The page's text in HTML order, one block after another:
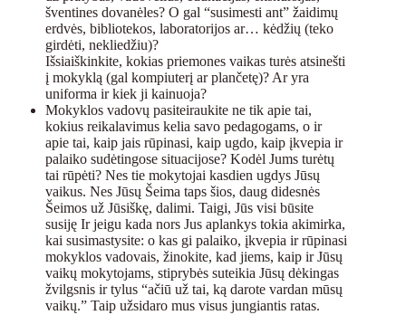
šventines dovanėles? O gal “susimesti ant” žaidimų
erdvės, bibliotekos, laboratorijos ar… kėdžių (teko
girdėti, nekliedžiu)?
Išsiaiškinkite, kokias priemones vaikas turės atsinešti
į mokyklą (gal kompiuterį ar plančetę)? Ar yra
uniforma ir kiek ji kainuoja?
Mokyklos vadovų pasiteiraukite ne tik apie tai,
kokius reikalavimus kelia savo pedagogams, o ir
apie tai, kaip jais rūpinasi, kaip ugdo, kaip įkvepia ir
palaiko sudėtingose situacijose? Kodėl Jums turėtų
tai rūpėti? Nes tie mokytojai kasdien ugdys Jūsų
vaikus. Nes Jūsų Šeima taps šios, daug didesnės
Šeimos už Jūsiškę, dalimi. Taigi, Jūs visi būsite
susiję Ir jeigu kada nors Jus aplankys tokia akimirka,
kai susimastysite: o kas gi palaiko, įkvepia ir rūpinasi
mokyklos vadovais, žinokite, kad jiems, kaip ir Jūsų
vaikų mokytojams, stiprybės suteikia Jūsų dėkingas
žvilgsnis ir tylus “ačiū už tai, ką darote vardan mūsų
vaikų.” Taip užsidaro mus visus jungiantis ratas.